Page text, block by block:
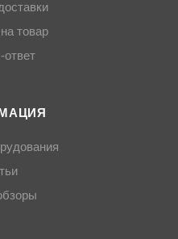
товар
ответ